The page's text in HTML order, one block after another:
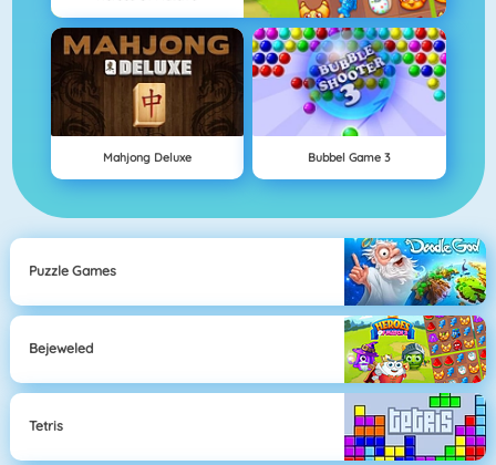
Mahjong Deluxe Bubbel Game 3
Puzzle Games
Bejeweled
Tetris